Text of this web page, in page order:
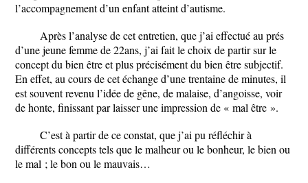
l’accompagnement d’un enfant atteint d’autisme.
Après l’analyse de cet entretien, que j’ai effectué au prés
d’une jeune femme de 22ans, j’ai fait le choix de partir sur le
concept du bien être et plus précisément du bien être subjectif.
En effet, au cours de cet échange d’une trentaine de minutes, il
est souvent revenu l’idée de gêne, de malaise, d’angoisse, voir
de honte, finissant par laisser une impression de « mal être ».
C’est à partir de ce constat, que j’ai pu réfléchir à
différents concepts tels que le malheur ou le bonheur, le bien ou
le mal ; le bon ou le mauvais…